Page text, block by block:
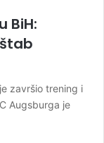
BiH:
završio trening i
Augsburga je